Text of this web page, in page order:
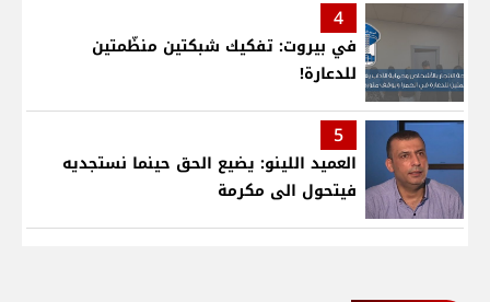
4
في بيروت: تفكيك شبكتين منظّمتين
للدعارة!
5
العميد اللينو: يضيع الحق حينما نستجديه
فيتحول الى مكرمة